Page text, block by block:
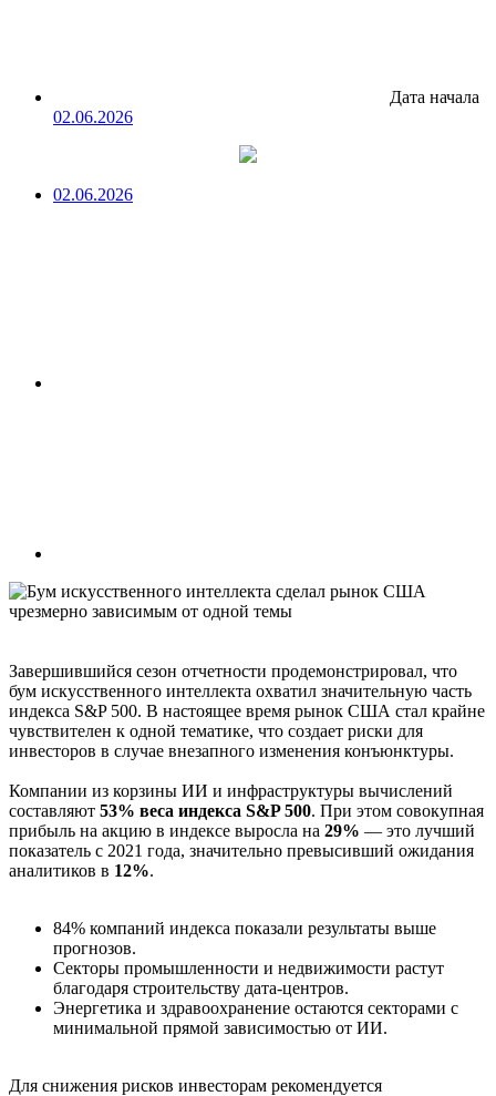
Дата начала
02.06.2026
02.06.2026
Завершившийся сезон отчетности продемонстрировал, что
бум искусственного интеллекта охватил значительную часть
индекса S&P 500. В настоящее время рынок США стал крайне
чувствителен к одной тематике, что создает риски для
инвесторов в случае внезапного изменения конъюнктуры.
Компании из корзины ИИ и инфраструктуры вычислений
составляют 53% веса индекса S&P 500. При этом совокупная
прибыль на акцию в индексе выросла на 29% — это лучший
показатель с 2021 года, значительно превысивший ожидания
аналитиков в 12%.
84% компаний индекса показали результаты выше
прогнозов.
Секторы промышленности и недвижимости растут
благодаря строительству дата-центров.
Энергетика и здравоохранение остаются секторами с
минимальной прямой зависимостью от ИИ.
Для снижения рисков инвесторам рекомендуется